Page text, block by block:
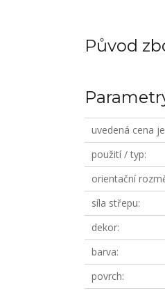
Původ
uvedená cena
použití / typ
orientační
síla střepu
dekor
barva
povrch